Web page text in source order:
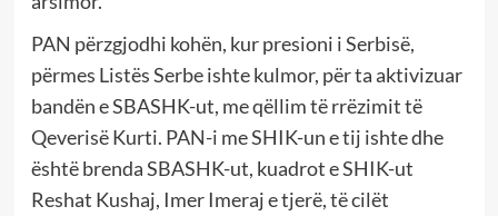
PAN përzgjodhi kohën, kur presioni i Serbisë,
përmes Listës Serbe ishte kulmor, për ta aktivizuar
bandën e SBASHK-ut, me qëllim të rrëzimit të
Qeverisë Kurti. PAN-i me SHIK-un e tij ishte dhe
është brenda SBASHK-ut, kuadrot e SHIK-ut
Reshat Kushaj, Imer Imeraj e tjerë, të cilët